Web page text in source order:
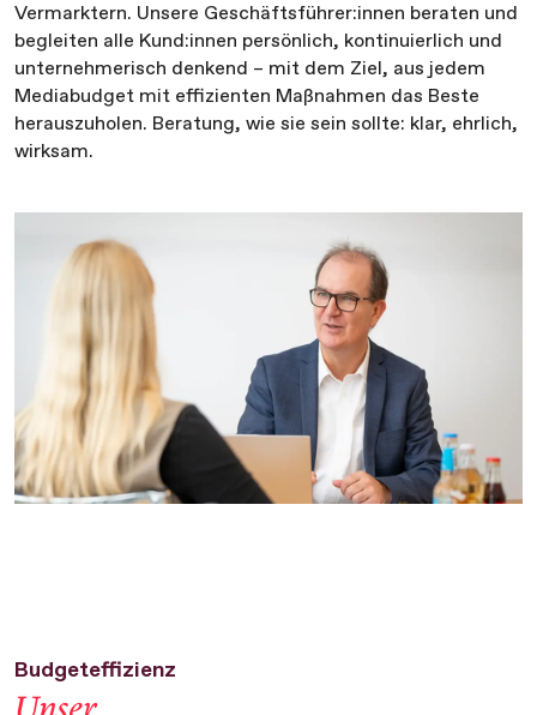
Vermarktern. Unsere Geschäftsführer:innen beraten und
begleiten alle Kund:innen persönlich, kontinuierlich und
unternehmerisch denkend – mit dem Ziel, aus jedem
Mediabudget mit effizienten Maßnahmen das Beste
herauszuholen. Beratung, wie sie sein sollte: klar, ehrlich,
wirksam.
Budgeteffizienz